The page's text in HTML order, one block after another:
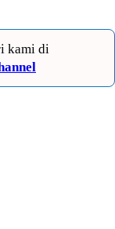
kami di